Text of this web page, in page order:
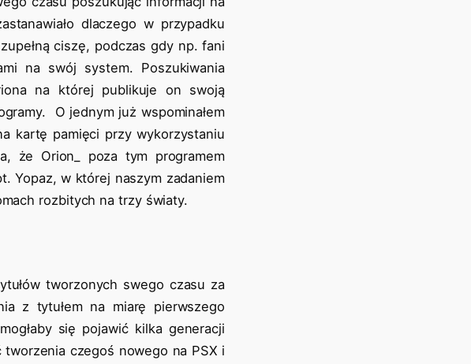
dlaczego w przypadku
ciszę, podczas gdy np. fani
na swój system. Poszukiwania
na której publikuje on swoją
O jednym już wspominałem
kartę pamięci przy wykorzystaniu
że Orion_ poza tym programem
Yopaz, w której naszym zadaniem
rozbitych na trzy światy.
tworzonych swego czasu za
z tytułem na miarę pierwszego
się pojawić kilka generacji
czegoś nowego na PSX i